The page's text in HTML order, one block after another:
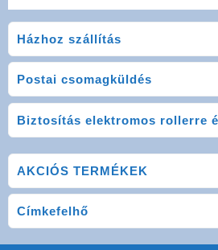
Házhoz szállítás
Postai csomagküldés
Biztosítás elektromos rollerre
AKCIÓS TERMÉKEK
Címkefelhő